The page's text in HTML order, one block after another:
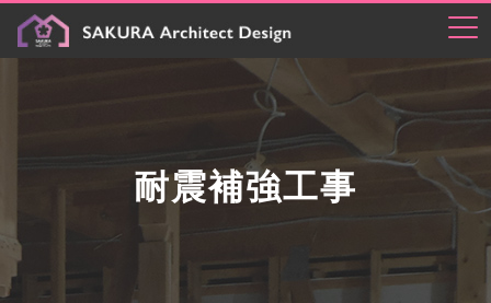
耐震補強工事